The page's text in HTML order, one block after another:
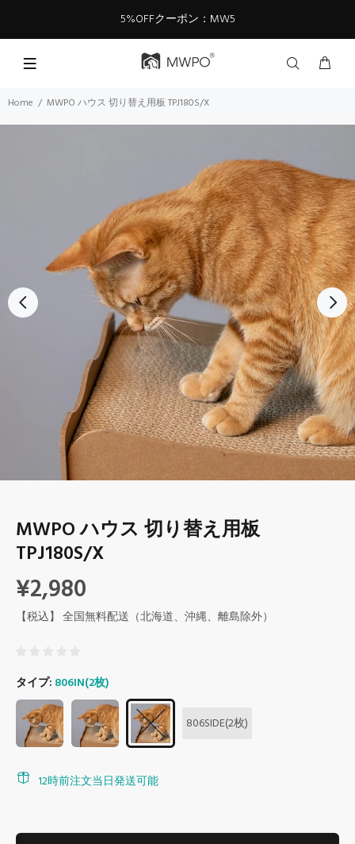
5%OFFクーポン：MW5
Home MWPO ハウス 切り替え用板 TPJ180S/X
MWPO ハウス 切り替え用板
TPJ180S/X
¥2,980
【税込】 全国無料配送（北海道、沖縄、離島除外）
タイプ: 806IN(2枚)
806SIDE(2枚)
12時前注文当日発送可能